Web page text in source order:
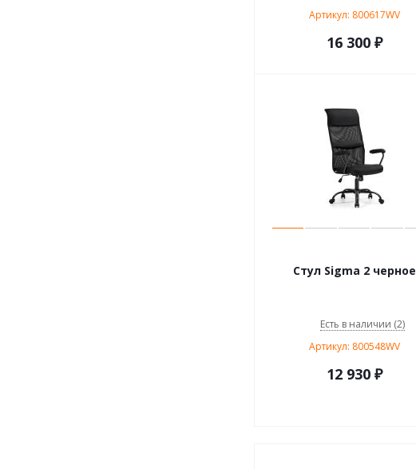
Артикул: 800617WV
16 300₽
Стул Sigma 2 черное
Есть в наличии (2)
Артикул: 800548WV
12 930₽